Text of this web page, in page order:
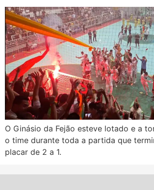
O Ginásio da Fejão esteve lotado e a
o time durante toda a partida que
placar de 2 a 1.